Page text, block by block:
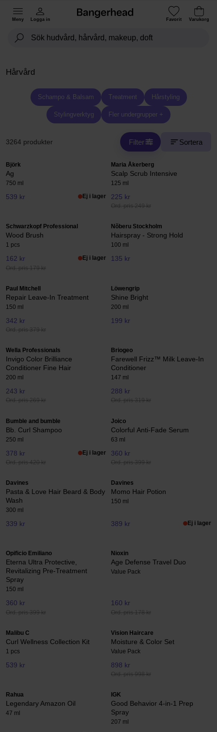
Meny Logga in Favorit Varukorg
Hårvård
Schampo & Balsam Treatment Hårstyling
Stylingverktyg Fler undergrupper +
3264 produkter Filter Sortera
Björk
Ag
750 ml
539 kr Ej i lager
Maria Åkerberg
Scalp Scrub Intensive
125 ml
225 kr
Ord. pris 249 kr
Schwarzkopf Professional
Wood Brush
1 pcs
162 kr
Ord. pris 179 kr
Ej i lager
Nõberu Stockholm
Hairspray - Strong Hold
100 ml
135 kr
Paul Mitchell
Repair Leave-In Treatment
150 ml
342 kr
Ord. pris 379 kr
Löwengrip
Shine Bright
200 ml
199 kr
Wella Professionals
Invigo Color Brilliance
Conditioner Fine Hair
200 ml
243 kr
Ord. pris 269 kr
Briogeo
Farewell Frizz™ Milk Leave-In
Conditioner
147 ml
288 kr
Ord. pris 319 kr
Bumble and bumble
Bb. Curl Shampoo
250 ml
378 kr
Ord. pris 420 kr
Ej i lager
Joico
Colorful Anti-Fade Serum
63 ml
360 kr
Ord. pris 399 kr
Davines
Pasta & Love Hair Beard & Body
Wash
300 ml
339 kr
Davines
Momo Hair Potion
150 ml
389 kr Ej i lager
Opificio Emiliano
Eterna Ultra Protective,
Revitalizing Pre-Treatment
Spray
150 ml
360 kr
Ord. pris 399 kr
Nioxin
Age Defense Travel Duo
Value Pack
160 kr
Ord. pris 178 kr
Malibu C
Curl Wellness Collection Kit
1 pcs
539 kr
Vision Haircare
Moisture & Color Set
Value Pack
898 kr
Ord. pris 998 kr
Rahua
Legendary Amazon Oil
47 ml
IGK
Good Behavior 4-in-1 Prep
Spray
207 ml